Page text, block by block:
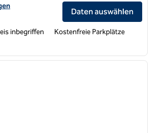
Suites by Hilton Livermore anzeigen
Daten auswählen
inbegriffen
Kostenfreie Parkplätze